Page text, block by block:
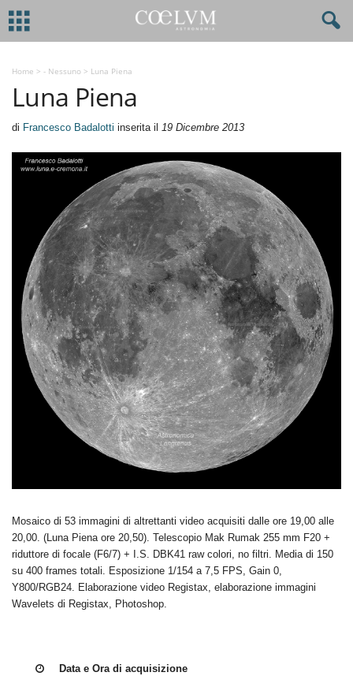
Home > - Nessuno > Luna Piena
Luna Piena
di Francesco Badalotti inserita il 19 Dicembre 2013
Mosaico di 53 immagini di altrettanti video acquisiti dalle ore 19,00 alle
20,00. (Luna Piena ore 20,50). Telescopio Mak Rumak 255 mm F20 +
riduttore di focale (F6/7) + I.S. DBK41 raw colori, no filtri. Media di 150
su 400 frames totali. Esposizione 1/154 a 7,5 FPS, Gain 0,
Y800/RGB24. Elaborazione video Registax, elaborazione immagini
Wavelets di Registax, Photoshop.
Data e Ora di acquisizione